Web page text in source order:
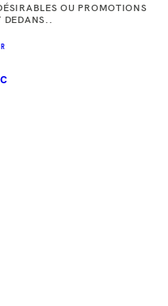
OU PROMOTIONS